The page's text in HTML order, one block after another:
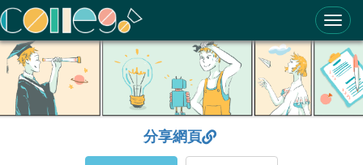
ColleGo! 大學選才與高中育才輔助系統
分享網頁